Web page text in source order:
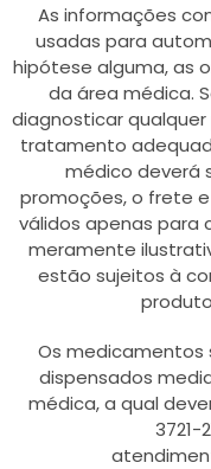
As informações
usadas para
hipótese alguma, as
da área médica.
diagnosticar
tratamento
médico deverá
promoções, o frete
válidos apenas para
meramente
estão sujeitos à
Os medicamentos
dispensados
médica, a qual
3721-